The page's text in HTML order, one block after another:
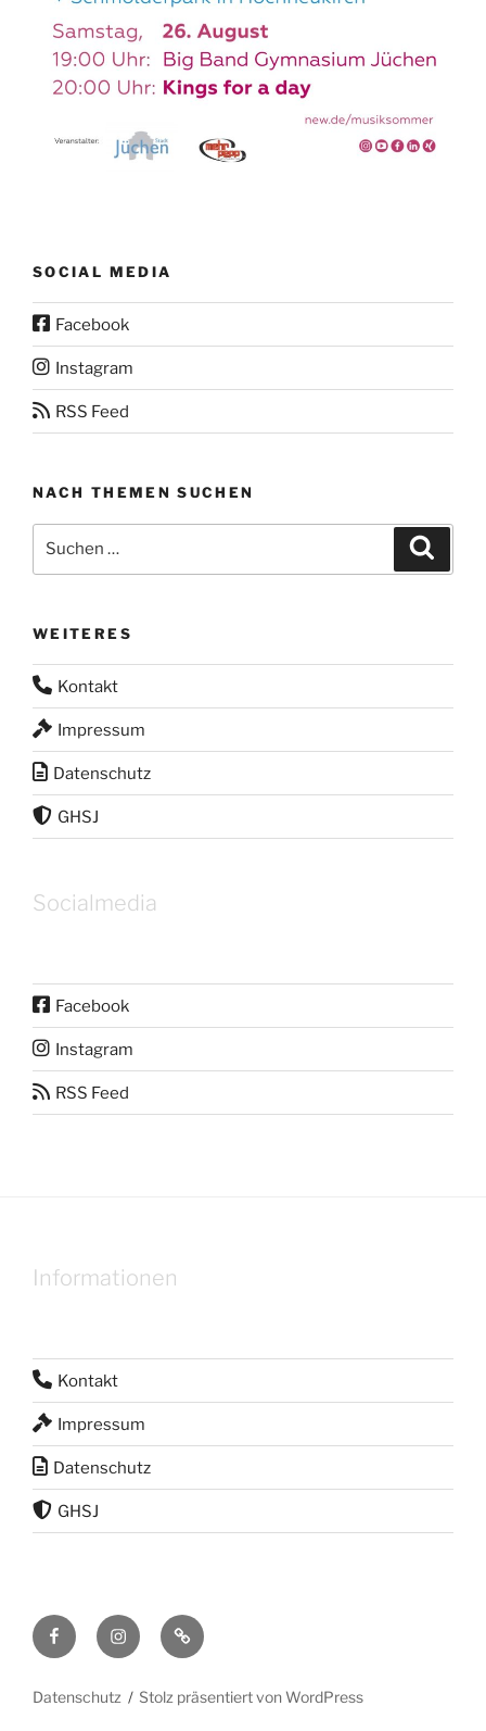
SOCIAL MEDIA
Facebook
Instagram
RSS Feed
NACH THEMEN SUCHEN
nach:
WEITERES
Kontakt
Impressum
Datenschutz
GHSJ
Socialmedia
Facebook
Instagram
RSS Feed
Informationen
Kontakt
Impressum
Datenschutz
GHSJ
FacebookInstagram
RSS
Datenschutz Stolz präsentiert von WordPress